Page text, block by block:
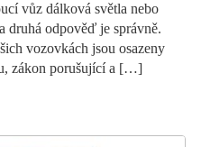
vůz dálková světla nebo
druhá odpověď je správně.
vozovkách jsou osazeny
zákon porušující a […]